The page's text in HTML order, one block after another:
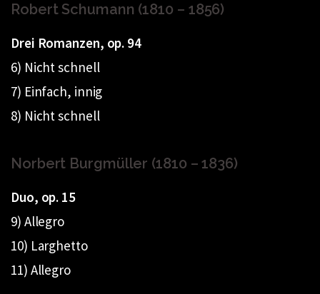
Robert Schumann (1810 – 1856)
Drei Romanzen, op. 94
6) Nicht schnell
7) Einfach, innig
8) Nicht schnell
Norbert Burgmüller (1810 – 1836)
Duo, op. 15
9) Allegro
10) Larghetto
11) Allegro